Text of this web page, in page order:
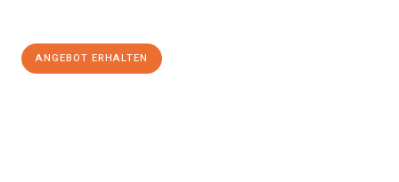
ANGEBOT ERHALTEN